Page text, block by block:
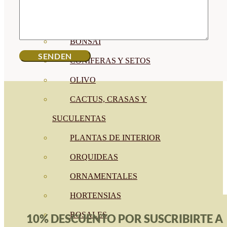
BONSAI
CONÍFERAS Y SETOS
OLIVO
CACTUS, CRASAS Y
SUCULENTAS
PLANTAS DE INTERIOR
ORQUIDEAS
ORNAMENTALES
HORTENSIAS
ROSALES
10% DESCUENTO POR SUSCRIBIRTE A